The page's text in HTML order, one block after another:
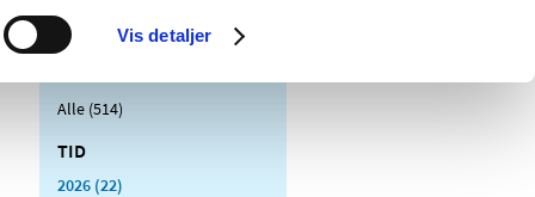
Vis detaljer
Alle (514)
TID
2026 (22)